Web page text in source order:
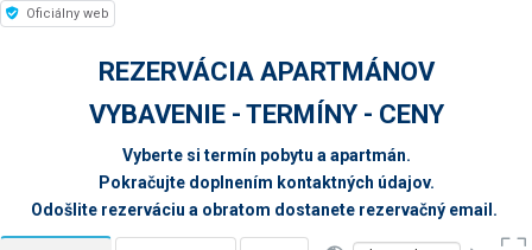
Oficiálny web
REZERVÁCIA APARTMÁNOV
VYBAVENIE - TERMÍNY - CENY
Vyberte si termín pobytu a apartmán.
Pokračujte doplnením kontaktných údajov.
Odošlite rezerváciu a obratom dostanete rezervačný email.